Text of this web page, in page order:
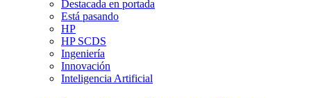
Destacada en portada
Está pasando
HP
HP SCDS
Ingeniería
Innovación
Inteligencia Artificial